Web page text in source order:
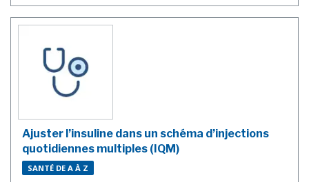
Ajuster l’insuline dans un schéma d’injections
quotidiennes multiples (IQM)
SANTÉ DE A À Z